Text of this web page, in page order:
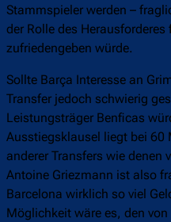
Stammspieler werden –
der Rolle des
zufriedengeben würde.
Sollte Barça Interesse an
Transfer jedoch schwierig
Leistungsträger Benficas
Ausstiegsklausel liegt bei 60
anderer Transfers wie denen
Antoine Griezmann ist also
Barcelona wirklich so viel
Möglichkeit wäre es, den